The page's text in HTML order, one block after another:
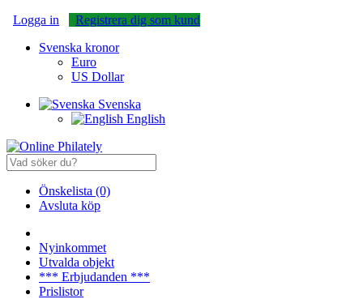
Logga in
Registrera dig som kund
Svenska kronor
Euro
US Dollar
Svenska
English
Önskelista (0)
Avsluta köp
Nyinkommet
Utvalda objekt
*** Erbjudanden ***
Prislistor